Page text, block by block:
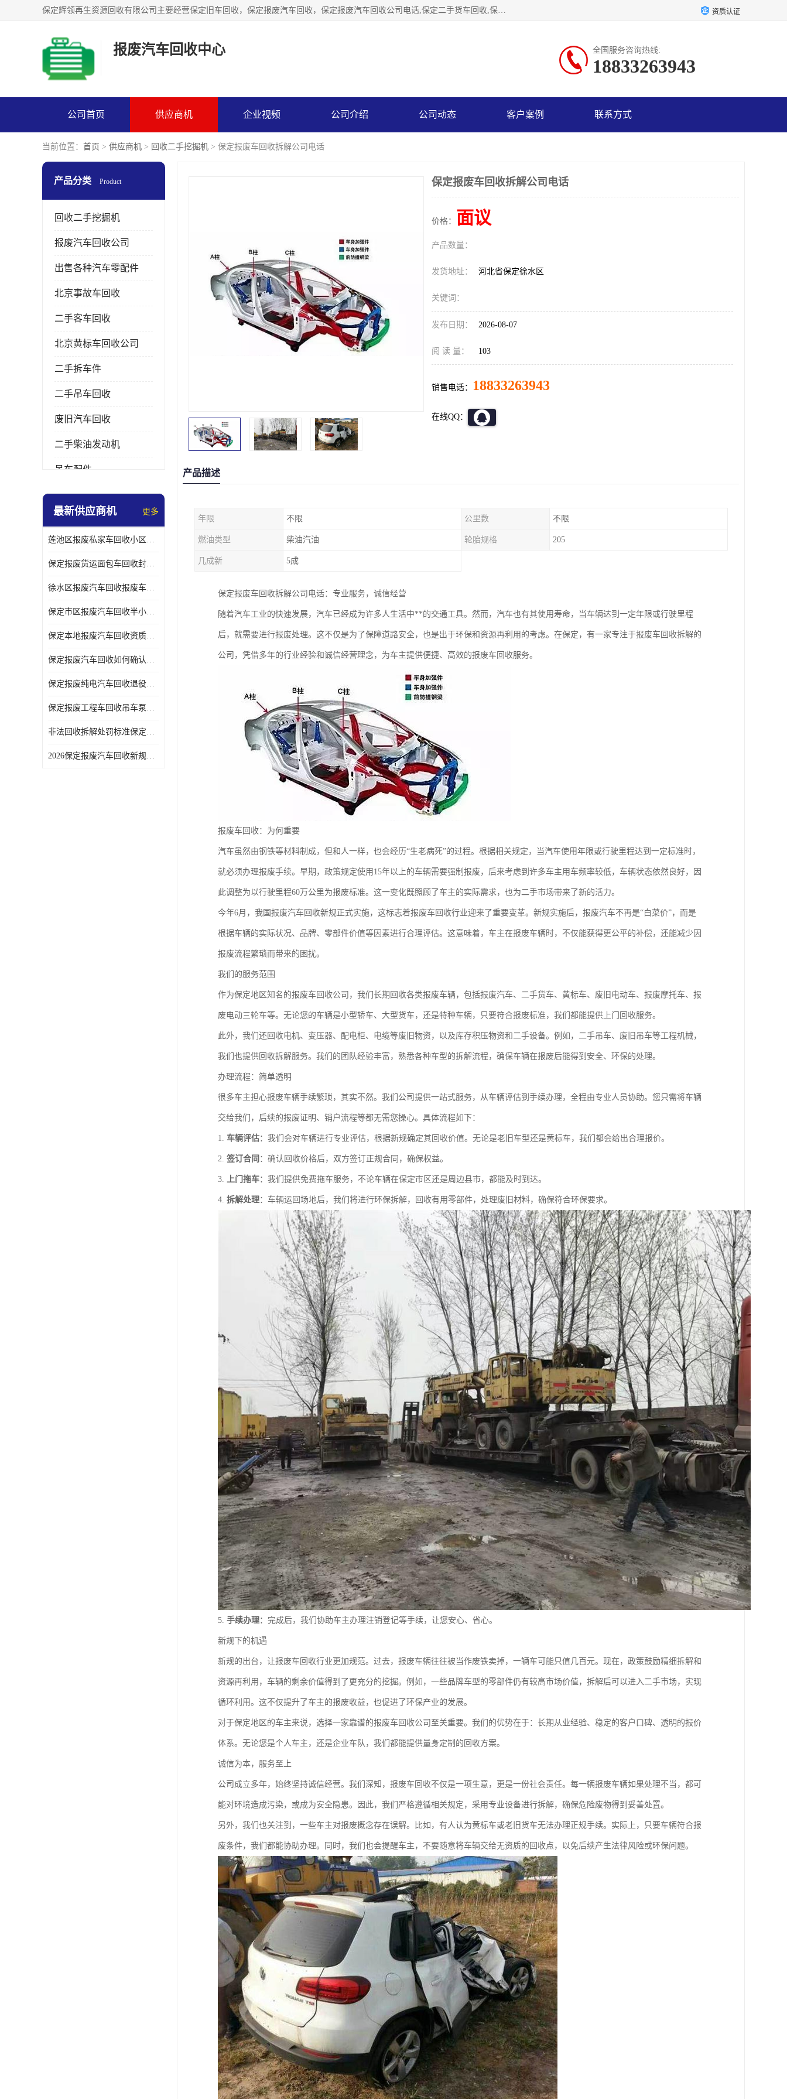
保定辉领再生资源回收有限公司主要经营保定旧车回收，保定报废汽车回收，保定报废汽车回收公司电话,保定二手货车回收,保定黄标车回收, 保定黄标车回收，保定哪里收报废车，保定废旧汽车回收，保定汽车报废手续办理，保定汽车解体厂。将通过采取区域限行促进淘汰、经济补助激励新、加大上路*法处罚、加强达标排放监管等综合措施，对老旧机动车逐步实行末位淘汰，加快老旧机动车淘汰新 资质认证
报废汽车回收中心 全国服务咨询热线:
18833263943
公司首页 供应商机 企业视频 公司介绍 公司动态 客户案例 联系方式
当前位置： 首页 > 供应商机 > 回收二手挖掘机 > 保定报废车回收拆解公司电话
产品分类 Product
回收二手挖掘机
报废汽车回收公司
出售各种汽车零配件
北京事故车回收
二手客车回收
北京黄标车回收公司
二手拆车件
二手吊车回收
废旧汽车回收
二手柴油发动机
吊车配件
挖掘机拆车件
最新供应商机 更多
莲池区报废私家车回收小区上门拖车便捷
保定报废货运面包车回收封闭货车报废销户
徐水区报废汽车回收报废车辆补贴申请流程
保定市区报废汽车回收半小时上门现场估价
保定本地报废汽车回收资质齐全无隐形收费
保定报废汽车回收如何确认车辆完成销户
保定报废纯电汽车回收退役电池统一处置
保定报废工程车回收吊车泵车挖掘机回收拆解
非法回收拆解处罚标准保定报废车合规提示
2026保定报废汽车回收新规解读车主必看
保定报废车回收拆解公司电话
价格： 面议
产品数量：
发货地址： 河北省保定徐水区
关键词：
发布日期： 2026-08-07
阅 读 量： 103
销售电话： 18833263943
在线QQ：
产品描述
年限 不限 公里数 不限
燃油类型 柴油汽油 轮胎规格 205
几成新 5成
保定报废车回收拆解公司电话：专业服务，诚信经营
随着汽车工业的快速发展，汽车已经成为许多人生活中**的交通工具。然而，汽车也有其使用寿命，当车辆达到一定年限或行驶里程
后，就需要进行报废处理。这不仅是为了保障道路安全，也是出于环保和资源再利用的考虑。在保定，有一家专注于报废车回收拆解的
公司，凭借多年的行业经验和诚信经营理念，为车主提供便捷、高效的报废车回收服务。
报废车回收：为何重要
汽车虽然由钢铁等材料制成，但和人一样，也会经历“生老病死”的过程。根据相关规定，当汽车使用年限或行驶里程达到一定标准时，
就必须办理报废手续。早期，政策规定使用15年以上的车辆需要强制报废，后来考虑到许多车主用车频率较低，车辆状态依然良好，因
此调整为以行驶里程60万公里为报废标准。这一变化既照顾了车主的实际需求，也为二手市场带来了新的活力。
今年6月，我国报废汽车回收新规正式实施，这标志着报废车回收行业迎来了重要变革。新规实施后，报废汽车不再是“白菜价”，而是
根据车辆的实际状况、品牌、零部件价值等因素进行合理评估。这意味着，车主在报废车辆时，不仅能获得更公平的补偿，还能减少因
报废流程繁琐而带来的困扰。
我们的服务范围
作为保定地区知名的报废车回收公司，我们长期回收各类报废车辆，包括报废汽车、二手货车、黄标车、废旧电动车、报废摩托车、报
废电动三轮车等。无论您的车辆是小型轿车、大型货车，还是特种车辆，只要符合报废标准，我们都能提供上门回收服务。
此外，我们还回收电机、变压器、配电柜、电缆等废旧物资，以及库存积压物资和二手设备。例如，二手吊车、废旧吊车等工程机械，
我们也提供回收拆解服务。我们的团队经验丰富，熟悉各种车型的拆解流程，确保车辆在报废后能得到安全、环保的处理。
办理流程：简单透明
很多车主担心报废车辆手续繁琐，其实不然。我们公司提供一站式服务，从车辆评估到手续办理，全程由专业人员协助。您只需将车辆
交给我们，后续的报废证明、销户流程等都无需您操心。具体流程如下：
1. 车辆评估：我们会对车辆进行专业评估，根据新规确定其回收价值。无论是老旧车型还是黄标车，我们都会给出合理报价。
2. 签订合同 ：确认回收价格后，双方签订正规合同，确保权益。
3. 上门拖车：我们提供免费拖车服务，不论车辆在保定市区还是周边县市，都能及时到达。
4. 拆解处理：车辆运回场地后，我们将进行环保拆解，回收有用零部件，处理废旧材料，确保符合环保要求。
5. 手续办理：完成后，我们协助车主办理注销登记等手续，让您安心、省心。
新规下的机遇
新规的出台，让报废车回收行业更加规范。过去，报废车辆往往被当作废铁卖掉，一辆车可能只值几百元。现在，政策鼓励精细拆解和
资源再利用，车辆的剩余价值得到了更充分的挖掘。例如，一些品牌车型的零部件仍有较高市场价值，拆解后可以进入二手市场，实现
循环利用。这不仅提升了车主的报废收益，也促进了环保产业的发展。
对于保定地区的车主来说，选择一家靠谱的报废车回收公司至关重要。我们的优势在于：长期从业经验、稳定的客户口碑、透明的报价
体系。无论您是个人车主，还是企业车队，我们都能提供量身定制的回收方案。
诚信为本，服务至上
公司成立多年，始终坚持诚信经营。我们深知，报废车回收不仅是一项生意，更是一份社会责任。每一辆报废车辆如果处理不当，都可
能对环境造成污染，或成为安全隐患。因此，我们严格遵循相关规定，采用专业设备进行拆解，确保危险废物得到妥善处置。
另外，我们也关注到，一些车主对报废概念存在误解。比如，有人认为黄标车或老旧货车无法办理正规手续。实际上，只要车辆符合报
废条件，我们都能协助办理。同时，我们也会提醒车主，不要随意将车辆交给无资质的回收点，以免后续产生法律风险或环保问题。